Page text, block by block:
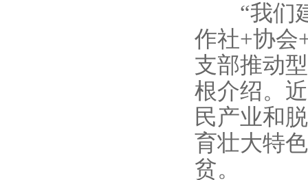
“我们建
作社+协会
支部推动
根介绍。
民产业和
育壮大特
贫。